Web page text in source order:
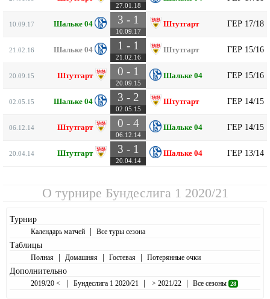
27.01.18
10.09.17 Шальке 04 3 - 1
10.09.17
Штутгарт ГЕР 17/18
21.02.16 Шальке 04 1 - 1
21.02.16
Штутгарт ГЕР 15/16
20.09.15 Штутгарт 0 - 1
20.09.15
Шальке 04 ГЕР 15/16
02.05.15 Шальке 04 3 - 2
02.05.15
Штутгарт ГЕР 14/15
06.12.14 Штутгарт 0 - 4
06.12.14
Шальке 04 ГЕР 14/15
20.04.14 Штутгарт 3 - 1
20.04.14
Шальке 04 ГЕР 13/14
О турнире Бундеслига 1 2020/21
Турнир
Календарь матчей | Все туры сезона
Таблицы
Полная | Домашняя | Гостевая | Потерянные очки
Дополнительно
2019/20 < | Бундеслига 1 2020/21 | > 2021/22 | Все сезоны 28